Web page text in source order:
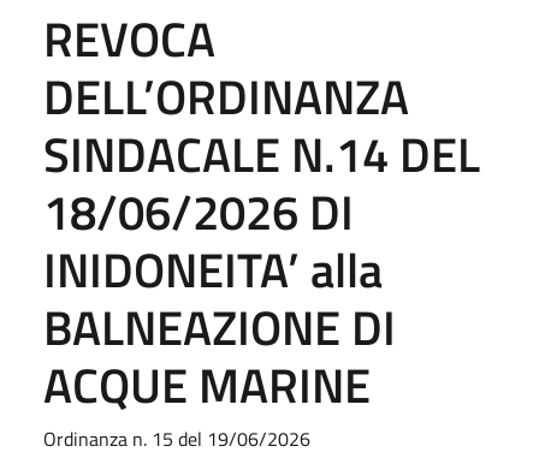
REVOCA
DELL’ORDINANZA
SINDACALE N.14 DEL
18/06/2026 DI
INIDONEITA’ alla
BALNEAZIONE DI
ACQUE MARINE
Ordinanza n. 15 del 19/06/2026